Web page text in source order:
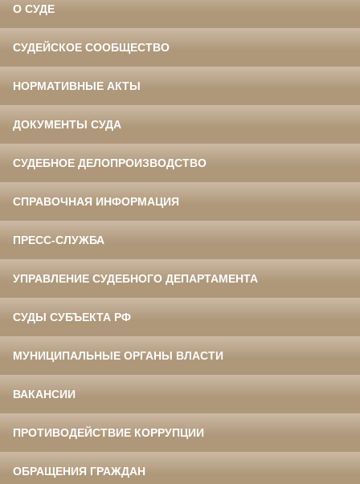
О СУДЕ
СУДЕЙСКОЕ СООБЩЕСТВО
НОРМАТИВНЫЕ АКТЫ
ДОКУМЕНТЫ СУДА
СУДЕБНОЕ ДЕЛОПРОИЗВОДСТВО
СПРАВОЧНАЯ ИНФОРМАЦИЯ
ПРЕСС-СЛУЖБА
УПРАВЛЕНИЕ СУДЕБНОГО ДЕПАРТАМЕНТА
СУДЫ СУБЪЕКТА РФ
МУНИЦИПАЛЬНЫЕ ОРГАНЫ ВЛАСТИ
ВАКАНСИИ
ПРОТИВОДЕЙСТВИЕ КОРРУПЦИИ
ОБРАЩЕНИЯ ГРАЖДАН